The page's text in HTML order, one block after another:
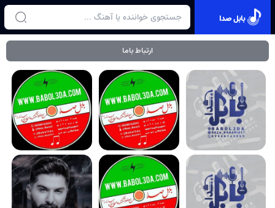
بابل صدا
ارتباط باما